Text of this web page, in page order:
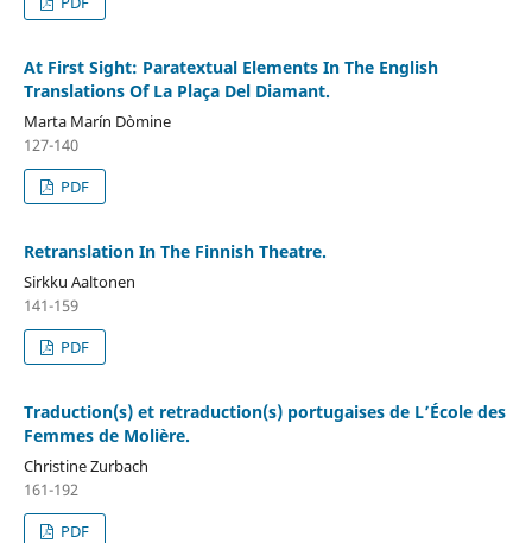
At First Sight: Paratextual Elements In The English
Translations Of La Plaça Del Diamant.
Marta Marín Dòmine
127-140
PDF
Retranslation In The Finnish Theatre.
Sirkku Aaltonen
141-159
PDF
Traduction(s) et retraduction(s) portugaises de L’École des
Femmes de Molière.
Christine Zurbach
161-192
PDF